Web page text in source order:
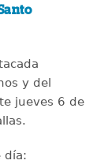
y del
jueves 6 de
día: